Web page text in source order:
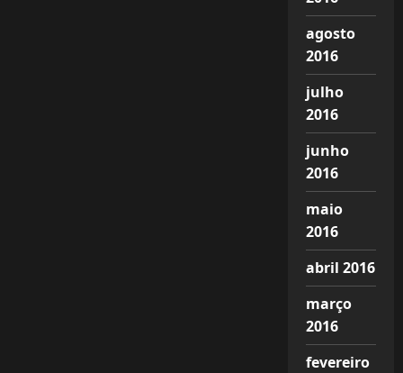
agosto
2016
julho
2016
junho
2016
maio
2016
abril 2016
março
2016
fevereiro